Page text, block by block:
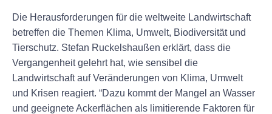
Die Herausforderungen für die weltweite Landwirtschaft
betreffen die Themen Klima, Umwelt, Biodiversität und
Tierschutz. Stefan Ruckelshaußen erklärt, dass die
Vergangenheit gelehrt hat, wie sensibel die
Landwirtschaft auf Veränderungen von Klima, Umwelt
und Krisen reagiert. “Dazu kommt der Mangel an Wasser
und geeignete Ackerflächen als limitierende Faktoren für